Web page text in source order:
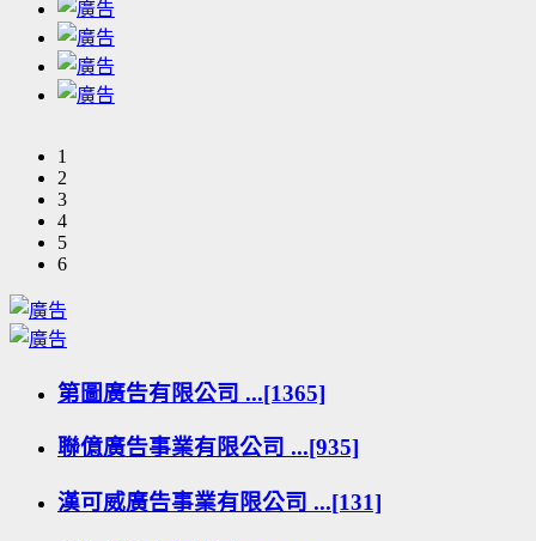
1
2
3
4
5
6
第圖廣告有限公司 ...[1365]
聯億廣告事業有限公司 ...[935]
漢可威廣告事業有限公司 ...[131]